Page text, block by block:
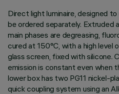
Direct light luminaire, designed
be ordered separately. Extruded
main phases are degreasing,
cured at 150°C, with a high
glass screen, fixed with
emission is constant even when
lower box has two PG11 nickel-
quick coupling system using an